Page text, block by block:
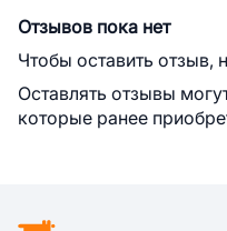
Отзывов пока нет
Чтобы оставить отзыв,
Оставлять отзывы
которые ранее